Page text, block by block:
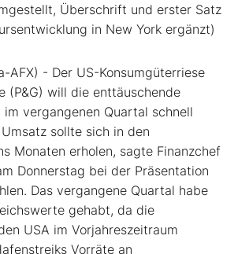
Überschrift und erster Satz
in New York ergänzt)
AFX) - Der US-Konsumgüterriese
(P&G) will die enttäuschende
vergangenen Quartal schnell
sollte sich in den
Monaten erholen, sagte Finanzchef
Donnerstag bei der Präsentation
Das vergangene Quartal habe
gehabt, da die
USA im Vorjahreszeitraum
Vorräte an